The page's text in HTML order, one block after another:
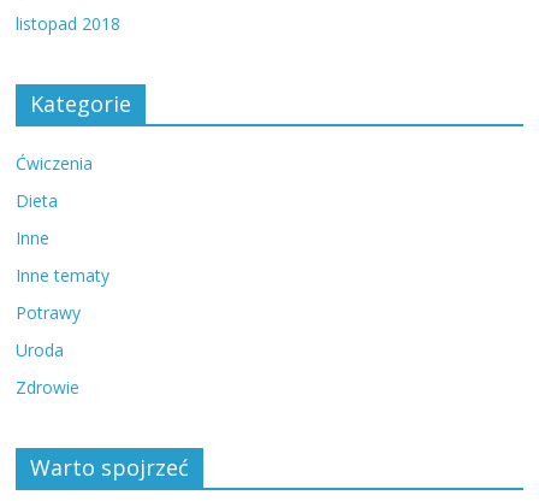
listopad 2018
Kategorie
Ćwiczenia
Dieta
Inne
Inne tematy
Potrawy
Uroda
Zdrowie
Warto spojrzeć